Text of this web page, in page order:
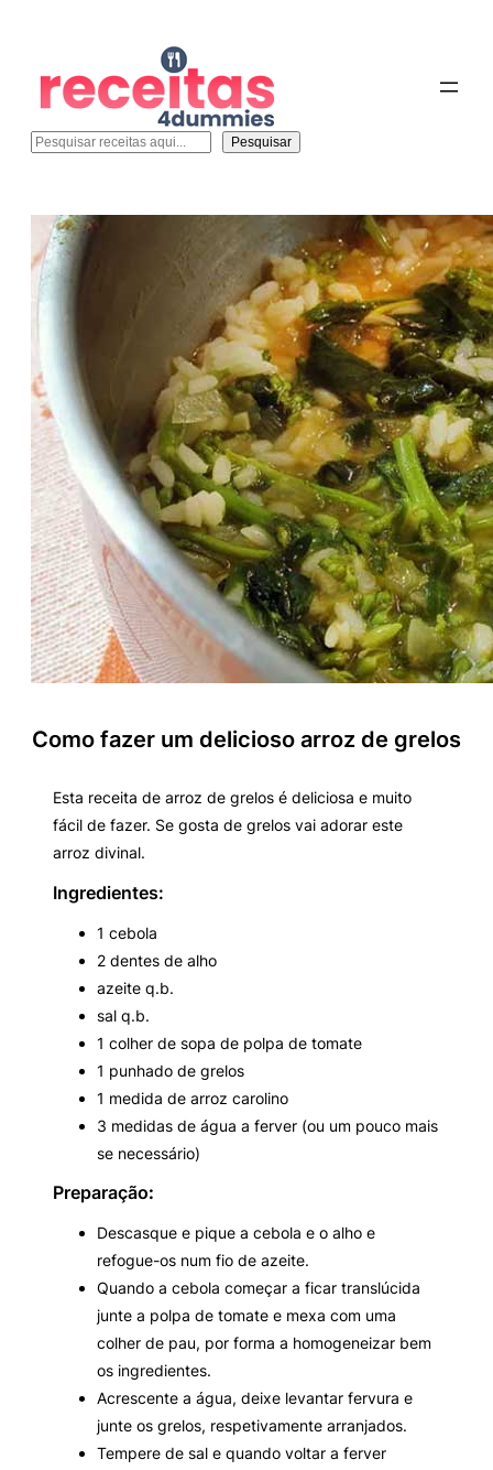
Pesquisar Pesquisar
Como fazer um delicioso arroz de grelos
Esta receita de arroz de grelos é deliciosa e muito
fácil de fazer. Se gosta de grelos vai adorar este
arroz divinal.
Ingredientes:
1 cebola
2 dentes de alho
azeite q.b.
sal q.b.
1 colher de sopa de polpa de tomate
1 punhado de grelos
1 medida de arroz carolino
3 medidas de água a ferver (ou um pouco mais
se necessário)
Preparação:
Descasque e pique a cebola e o alho e
refogue-os num fio de azeite.
Quando a cebola começar a ficar translúcida
junte a polpa de tomate e mexa com uma
colher de pau, por forma a homogeneizar bem
os ingredientes.
Acrescente a água, deixe levantar fervura e
junte os grelos, respetivamente arranjados.
Tempere de sal e quando voltar a ferver